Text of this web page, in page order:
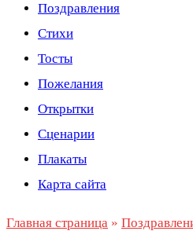
Поздравления
Стихи
Тосты
Пожелания
Открытки
Сценарии
Плакаты
Карта сайта
Главная страница »